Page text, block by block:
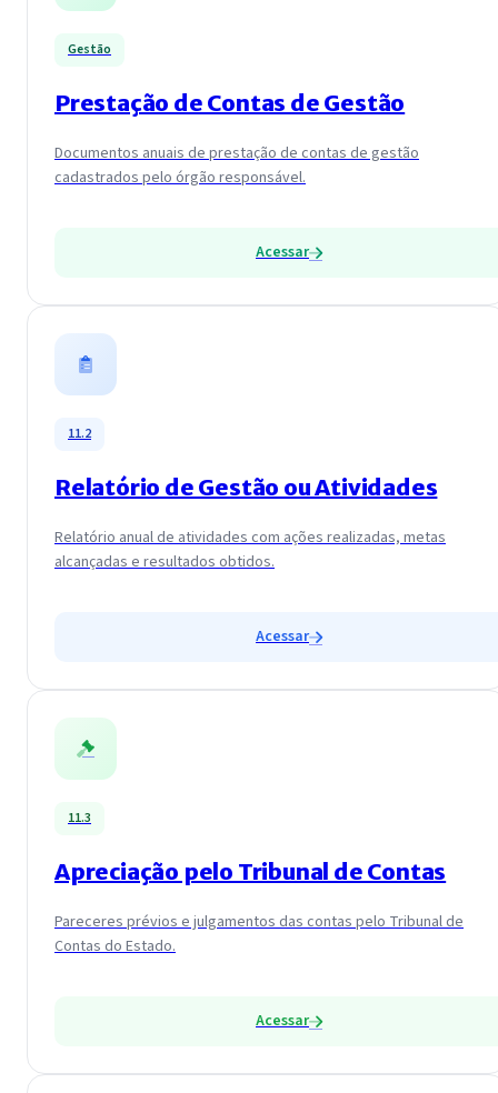
Gestão
Prestação de Contas de Gestão
Documentos anuais de prestação de contas de gestão
cadastrados pelo órgão responsável.
Acessar
11.2
Relatório de Gestão ou Atividades
Relatório anual de atividades com ações realizadas, metas
alcançadas e resultados obtidos.
Acessar
11.3
Apreciação pelo Tribunal de Contas
Pareceres prévios e julgamentos das contas pelo Tribunal de
Contas do Estado.
Acessar